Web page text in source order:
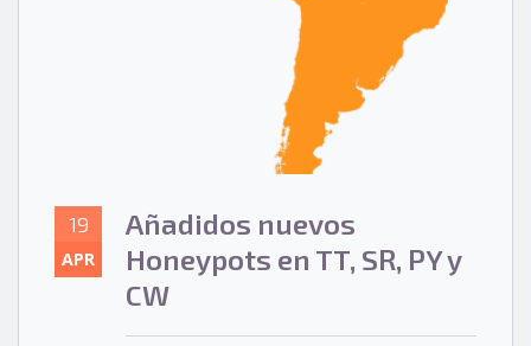
19
APR
Añadidos nuevos
Honeypots en TT, SR, PY y
CW